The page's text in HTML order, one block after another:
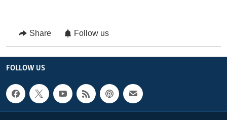
Share Follow us
FOLLOW US